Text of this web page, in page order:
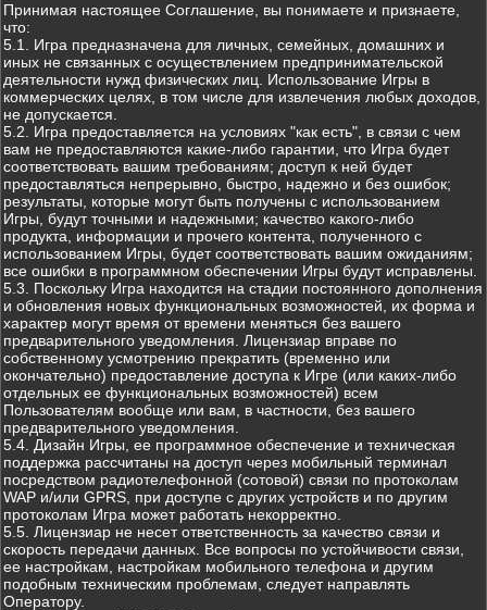
Принимая настоящее Соглашение, вы понимаете и признаете,
что:
5.1. Игра предназначена для личных, семейных, домашних и
иных не связанных с осуществлением предпринимательской
деятельности нужд физических лиц. Использование Игры в
коммерческих целях, в том числе для извлечения любых доходов,
не допускается.
5.2. Игра предоставляется на условиях "как есть", в связи с чем
вам не предоставляются какие-либо гарантии, что Игра будет
соответствовать вашим требованиям; доступ к ней будет
предоставляться непрерывно, быстро, надежно и без ошибок;
результаты, которые могут быть получены с использованием
Игры, будут точными и надежными; качество какого-либо
продукта, информации и прочего контента, полученного с
использованием Игры, будет соответствовать вашим ожиданиям;
все ошибки в программном обеспечении Игры будут исправлены.
5.3. Поскольку Игра находится на стадии постоянного дополнения
и обновления новых функциональных возможностей, их форма и
характер могут время от времени меняться без вашего
предварительного уведомления. Лицензиар вправе по
собственному усмотрению прекратить (временно или
окончательно) предоставление доступа к Игре (или каких-либо
отдельных ее функциональных возможностей) всем
Пользователям вообще или вам, в частности, без вашего
предварительного уведомления.
5.4. Дизайн Игры, ее программное обеспечение и техническая
поддержка рассчитаны на доступ через мобильный терминал
посредством радиотелефонной (сотовой) связи по протоколам
WAP и/или GPRS, при доступе с других устройств и по другим
протоколам Игра может работать некорректно.
5.5. Лицензиар не несет ответственность за качество связи и
скорость передачи данных. Все вопросы по устойчивости связи,
ее настройкам, настройкам мобильного телефона и другим
подобным техническим проблемам, следует направлять
Оператору.